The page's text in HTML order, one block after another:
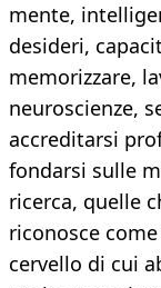
mente,
desideri,
memorizzare,
neuroscienze,
accreditarsi
fondarsi sulle
ricerca, quelle
riconosce
cervello di cui